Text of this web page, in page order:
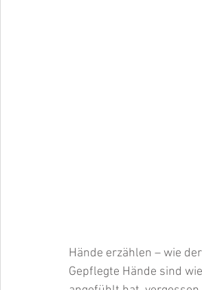
Hände erzählen – wie
Gepflegte Hände sind